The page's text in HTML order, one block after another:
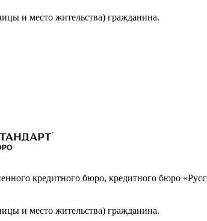
и место жительства) гражданина.
кредитного бюро, кредитного бюро
и место жительства) гражданина.